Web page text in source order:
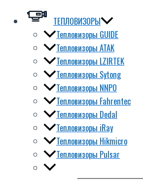
ТЕПЛОВИЗОРЫ
Тепловизоры GUIDE
Тепловизоры ATAK
Тепловизоры LZIRTEK
Тепловизоры Sytong
Тепловизоры NNPO
Тепловизоры Fahrentec
Тепловизоры Dedal
Тепловизоры iRay
Тепловизоры Hikmicro
Тепловизоры Pulsar